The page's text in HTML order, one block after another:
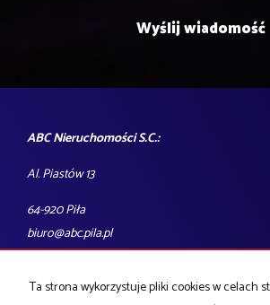
ABC Nieruchomości S.C.:
Al. Piastów 13
64-920 Piła
biuro@abc.pila.pl
tel.: 606-750-966
Godziny otwarcia biura: pon-pt 9:00-17:00
Ta strona wykorzystuje pliki cookies w celach